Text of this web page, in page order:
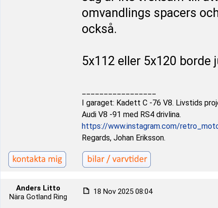
omvandlings spacers
också.
5x112 eller 5x120 borde
I garaget: Kadett C -76 V8. Livstids
Audi V8 -91 med RS4 drivlina.
https://www.instagram.com/
Regards, Johan Eriksson.
Anders Litto
Nära Gotland Ring
18 Nov 2025 08:04